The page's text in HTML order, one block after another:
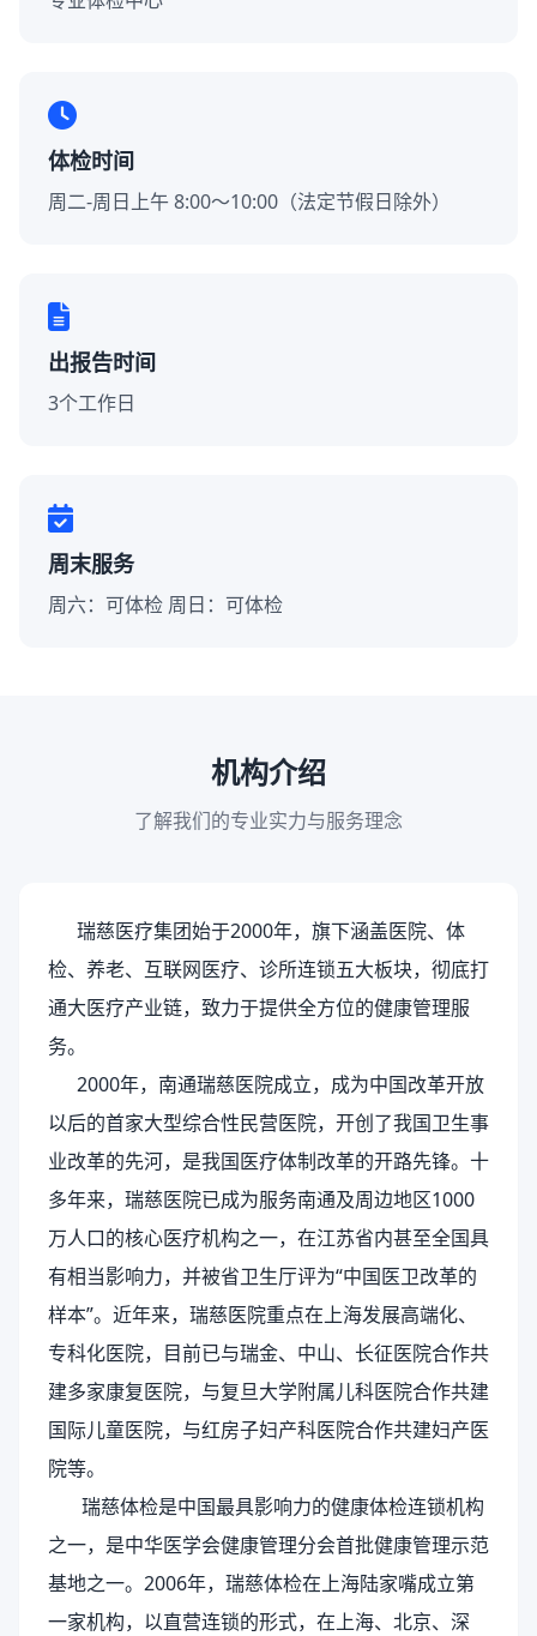
体检时间
周二-周日上午 8:00～10:00（法定节假日除外）
出报告时间
3个工作日
周末服务
周六：可体检 周日：可体检
机构介绍
了解我们的专业实力与服务理念
瑞慈医疗集团始于2000年，旗下涵盖医院、体
检、养老、互联网医疗、诊所连锁五大板块，彻底打
通大医疗产业链，致力于提供全方位的健康管理服
务。
2000年，南通瑞慈医院成立，成为中国改革开放
以后的首家大型综合性民营医院，开创了我国卫生事
业改革的先河，是我国医疗体制改革的开路先锋。十
多年来，瑞慈医院已成为服务南通及周边地区1000
万人口的核心医疗机构之一，在江苏省内甚至全国具
有相当影响力，并被省卫生厅评为“中国医卫改革的
样本”。近年来，瑞慈医院重点在上海发展高端化、
专科化医院，目前已与瑞金、中山、长征医院合作共
建多家康复医院，与复旦大学附属儿科医院合作共建
国际儿童医院，与红房子妇产科医院合作共建妇产医
院等。
瑞慈体检是中国最具影响力的健康体检连锁机构
之一，是中华医学会健康管理分会首批健康管理示范
基地之一。2006年，瑞慈体检在上海陆家嘴成立第
一家机构，以直营连锁的形式，在上海、北京、深